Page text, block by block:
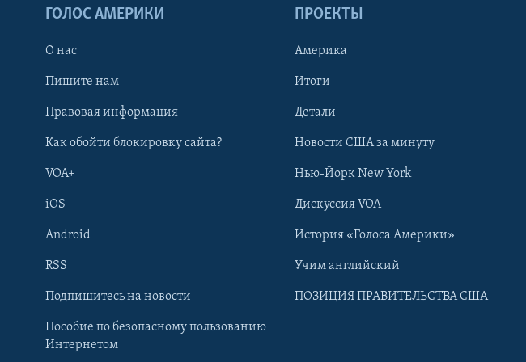
Learning English
ГОЛОС АМЕРИКИ
О нас
Пишите нам
Правовая информация
Как обойти блокировку сайта?
VOA+
iOS
Android
RSS
Подпишитесь на новости
Пособие по безопасному пользованию
Интернетом
ПРОЕКТЫ
Америка
Итоги
Детали
Новости США за минуту
Нью-Йорк New York
Дискуссия VOA
История «Голоса Америки»
Учим английский
ПОЗИЦИЯ ПРАВИТЕЛЬСТВА США